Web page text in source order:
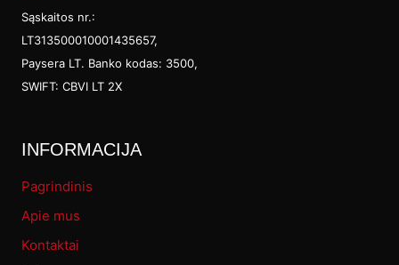
Sąskaitos nr.:
LT313500010001435657,
Paysera LT. Banko kodas: 3500,
SWIFT: CBVI LT 2X
INFORMACIJA
Pagrindinis
Apie mus
Kontaktai